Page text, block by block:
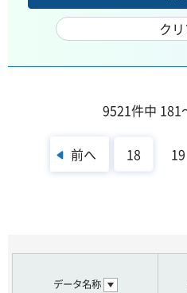
9521件中 181
前へ 18 19
データ名称